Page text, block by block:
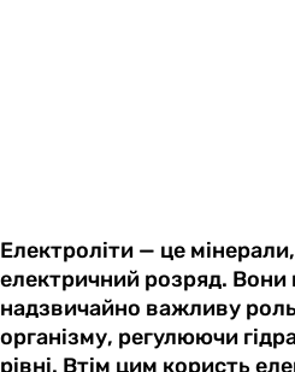
Електроліти — це
електричний розряд. Вони
надзвичайно важливу
організму, регулюючи
рівні. Втім цим користь